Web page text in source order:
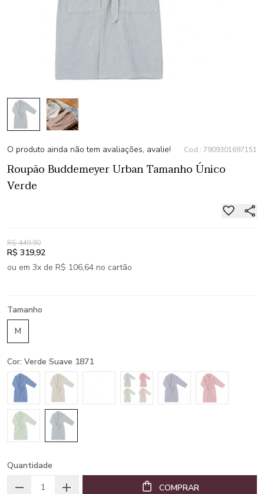
O produto ainda não tem avaliações, avalie! Cod.: 7909301697151
Roupão Buddemeyer Urban Tamanho Único
Verde
R$ 449,90
R$ 319,92
ou em 3x de R$ 106,64 no cartão
Tamanho
M
Cor: Verde Suave 1871
Quantidade
COMPRAR